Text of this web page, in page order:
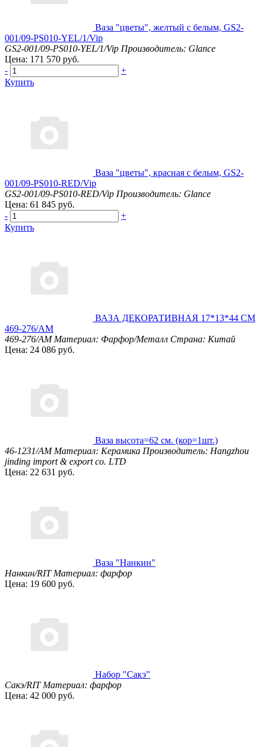
Ваза "цветы", желтый с белым, GS2-
001/09-PS010-YEL/1/Vip
GS2-001/09-PS010-YEL/1/Vip Производитель: Glance
Цена: 171 570 руб.
-
+
Купить
Ваза "цветы", красная с белым, GS2-
001/09-PS010-RED/Vip
GS2-001/09-PS010-RED/Vip Производитель: Glance
Цена: 61 845 руб.
-
+
Купить
ВАЗА ДЕКОРАТИВНАЯ 17*13*44 СМ
469-276/AM
469-276/AM Материал: Фарфор/Металл Страна: Китай
Цена: 24 086 руб.
Ваза высота=62 см. (кор=1шт.)
46-1231/AM Материал: Керамика Производитель: Hangzhou
jinding import & export co. LTD
Цена: 22 631 руб.
Ваза "Нанкин"
Нанкин/RIT Материал: фарфор
Цена: 19 600 руб.
Набор "Сакэ"
Сакэ/RIT Материал: фарфор
Цена: 42 000 руб.